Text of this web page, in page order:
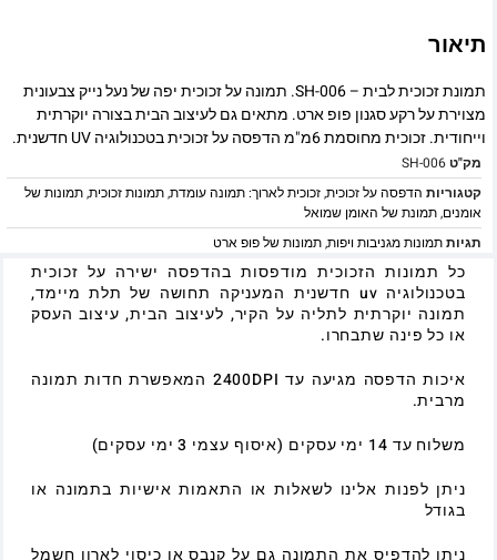
תיאור
תמונת זכוכית לבית – SH-006. תמונה על זכוכית יפה של נעל נייק צבעונית
מצוירת על רקע סגנון פופ ארט. מתאים גם לעיצוב הבית בצורה יוקרתית
וייחודית. זכוכית מחוסמת 6מ"מ הדפסה על זכוכית בטכנולוגיה UV חדשנית.
מק"טSH-006
קטגוריות הדפסה על זכוכית,זכוכית לארוך: תמונה עומדת,תמונות זכוכית,תמונות של
אומנים,תמונת של האומן שמואל
תגיותתמונות מגניבות ויפות,תמונות של פופ ארט
כל תמונות הזכוכית מודפסות בהדפסה ישירה על זכוכית
בטכנולוגיה uv חדשנית המעניקה תחושה של תלת מיימד,
תמונה יוקרתית לתליה על הקיר, לעיצוב הבית, עיצוב העסק
או כל פינה שתבחרו.
איכות הדפסה מגיעה עד 2400DPI המאפשרת חדות תמונה
מרבית.
משלוח עד 14 ימי עסקים (איסוף עצמי 3 ימי עסקים)
ניתן לפנות אלינו לשאלות או התאמות אישיות בתמונה או
בגודל
ניתן להדפיס את התמונה גם על קנבס או כיסוי לארון חשמל